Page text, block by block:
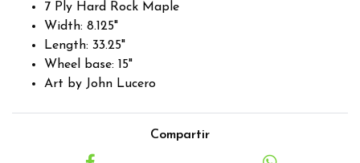
7 Ply Hard Rock Maple
Width: 8.125"
Length: 33.25"
Wheel base: 15"
Art by John Lucero
Compartir